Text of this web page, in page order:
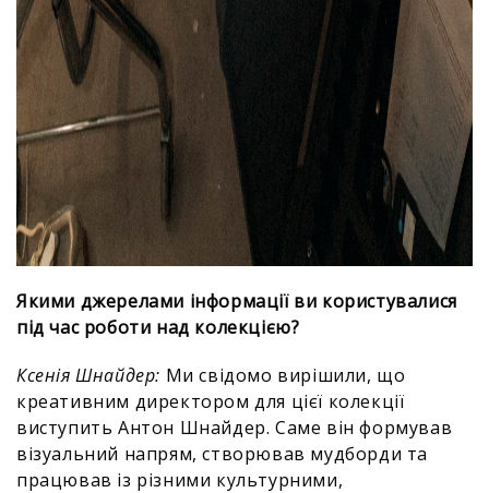
Якими джерелами інформації ви користувалися
під час роботи над колекцією?
Ксенія Шнайдер: Ми свідомо вирішили, що
креативним директором для цієї колекції
виступить Антон Шнайдер. Саме він формував
візуальний напрям, створював мудборди та
працював із різними культурними,